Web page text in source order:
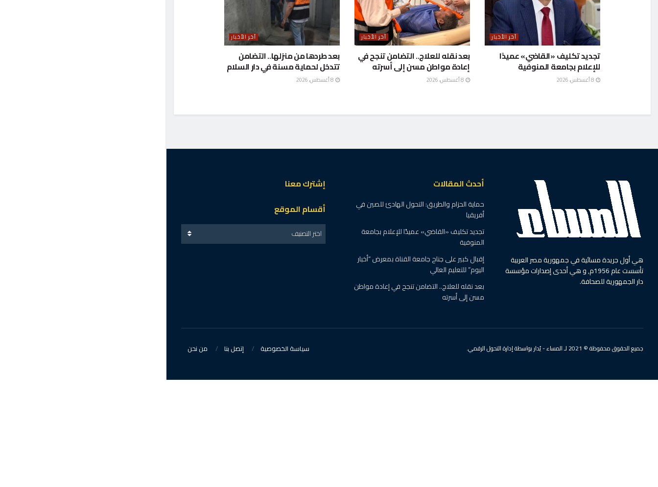
آخر الأخبار
تجديد تكليف «القاضي» عميدًا
للإعلام بجامعة المنوفية
آخر الأخبار
بعد نقله للعلاج.. التضامن تنجح في
إعادة مواطن مسن إلى أسرته
آخر الأخبار
بعد طردها من منزلها.. التضامن
تتدخل لحماية مسنة في دار السلام
الهلال الأحمر يدفع بفرق الطوارئ لدعم
مصابي حريق منشية ناصر
بواسطةوليد شاهين 30 يونيو، 2026 في آخر الأخبار